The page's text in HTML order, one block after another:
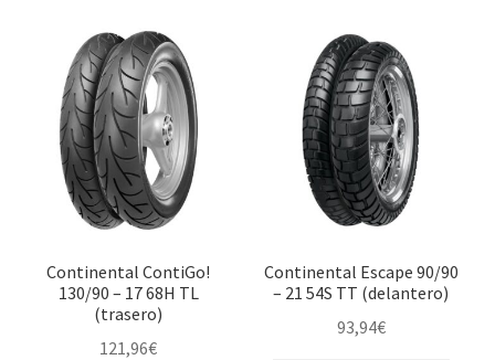
Continental ContiGo!
130/90 – 17 68H TL
(trasero)
121,96€
Continental Escape 90/90
– 21 54S TT (delantero)
93,94€